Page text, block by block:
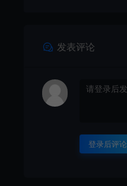
发表评论
登录后评论